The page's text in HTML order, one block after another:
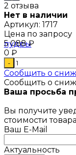
2 отзыва
Нет в наличии
Артикул: 1717
Цена по запросу
5 088₽
0 ₽
-
Сообщить о
Сообщить о
Ваша просьба
Вы получите
стоимости
Ваш E-Mail
Актуальность